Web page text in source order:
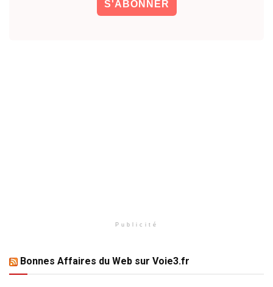
Publicité
Bonnes Affaires du Web sur Voie3.fr